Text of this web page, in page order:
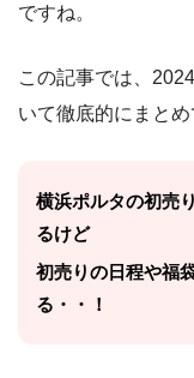
ですね。
この記事では、
いて徹底的にまとめ
横浜ポルタの初売
るけど
初売りの日程や福
る・・！